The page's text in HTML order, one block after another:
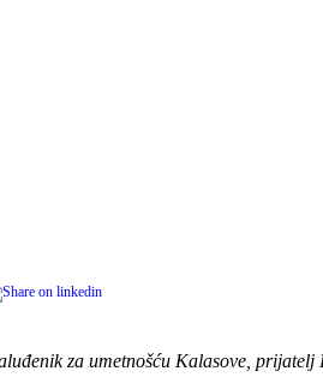
za umetnošću Kalasove,